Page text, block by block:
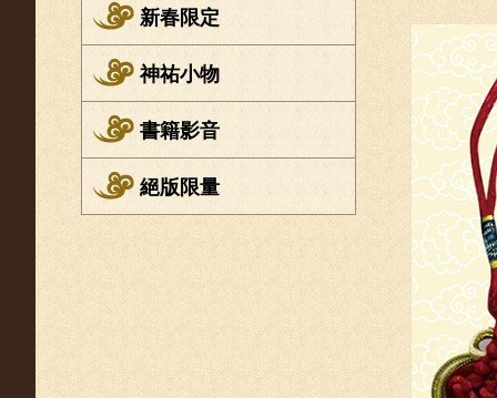
新春限定
神祐小物
書籍影音
絕版限量